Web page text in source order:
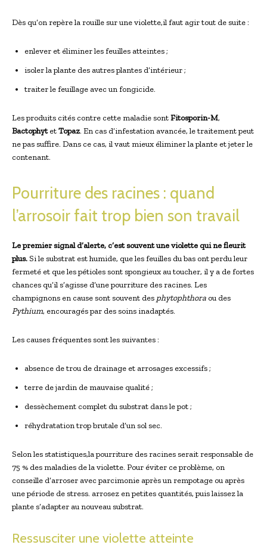
Dès qu’on repère la rouille sur une violette,il faut agir tout de suite :
enlever et éliminer les feuilles atteintes ;
isoler la plante des autres plantes d’intérieur ;
traiter le feuillage avec un fongicide.
Les produits cités contre cette maladie sontFitosporin-M,
BactophytetTopaz. En cas d’infestation avancée, le traitement peut
ne pas suffire. Dans ce cas, il vaut mieux éliminer la plante et jeter le
contenant.
Pourriture des racines : quand
l’arrosoir fait trop bien son travail
Le premier signal d’alerte, c’est souvent une violette qui ne fleurit
plus. Si le substrat est humide, que les feuilles du bas ont perdu leur
fermeté et que les pétioles sont spongieux au toucher, il y a de fortes
chances qu’il s’agisse d’une pourriture des racines. Les
champignons en cause sont souvent des phytophthora ou des
Pythium, encouragés par des soins inadaptés.
Les causes fréquentes sont les suivantes :
absence de trou de drainage et arrosages excessifs ;
terre de jardin de mauvaise qualité ;
dessèchement complet du substrat dans le pot ;
réhydratation trop brutale d’un sol sec.
Selon les statistiques,la pourriture des racines serait responsable de
75 % des maladies de la violette. Pour éviter ce problème, on
conseille d’arroser avec parcimonie après un rempotage ou après
une période de stress. arrosez en petites quantités, puis laissez la
plante s’adapter au nouveau substrat.
Ressusciter une violette atteinte